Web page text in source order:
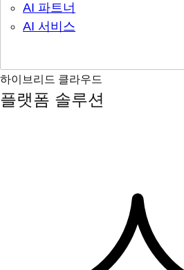
AI 파트너
AI 서비스
하이브리드 클라우드
플랫폼 솔루션